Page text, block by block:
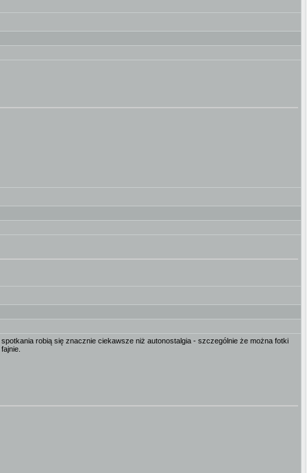
robią się znacznie ciekawsze niż autonostalgia - szczególnie że można fotki